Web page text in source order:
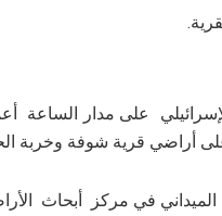
على مدار الساعة
أراضي قرية شوفة وخربة
في مركز أبحاث